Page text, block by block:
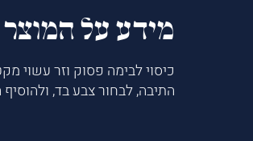
מידע על המוצר
כיסוי לבימה פסוק וזר עשוי
התיבה, לבחור צבע בד,